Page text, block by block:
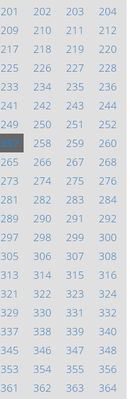
201 202 203
204
209 210 211
212
217 218 219
220
225 226 227
228
233 234 235
236
241 242 243
244
249 250 251
252
257 258 259
260
265 266 267
268
273 274 275
276
281 282 283
284
289 290 291
292
297 298 299
300
305 306 307
308
313 314 315
316
321 322 323
324
329 330 331
332
337 338 339
340
345 346 347
348
353 354 355
356
361 362 363 364